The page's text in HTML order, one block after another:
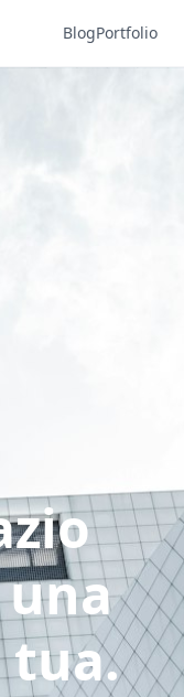
BlogPortfolio
una
tua.